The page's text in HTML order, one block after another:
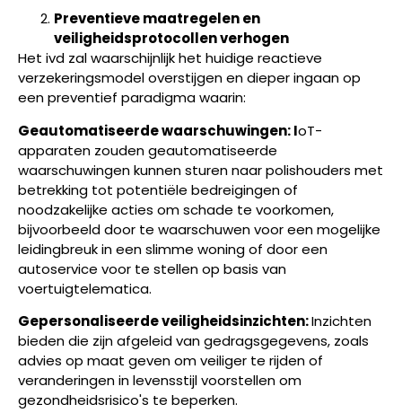
Preventieve maatregelen en
veiligheidsprotocollen verhogen
Het ivd zal waarschijnlijk het huidige reactieve
verzekeringsmodel overstijgen en dieper ingaan op
een preventief paradigma waarin:
Geautomatiseerde waarschuwingen: IoT-
apparaten zouden geautomatiseerde
waarschuwingen kunnen sturen naar polishouders met
betrekking tot potentiële bedreigingen of
noodzakelijke acties om schade te voorkomen,
bijvoorbeeld door te waarschuwen voor een mogelijke
leidingbreuk in een slimme woning of door een
autoservice voor te stellen op basis van
voertuigtelematica.
Gepersonaliseerde veiligheidsinzichten:Inzichten
bieden die zijn afgeleid van gedragsgegevens, zoals
advies op maat geven om veiliger te rijden of
veranderingen in levensstijl voorstellen om
gezondheidsrisico's te beperken.